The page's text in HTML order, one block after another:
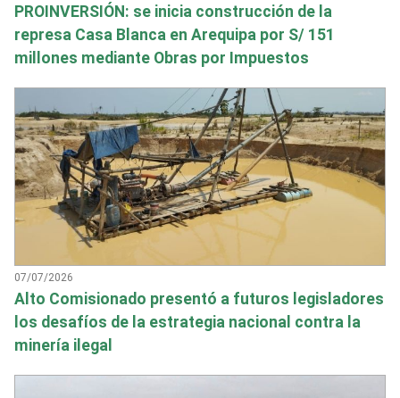
PROINVERSIÓN: se inicia construcción de la
represa Casa Blanca en Arequipa por S/ 151
millones mediante Obras por Impuestos
07/07/2026
Alto Comisionado presentó a futuros legisladores
los desafíos de la estrategia nacional contra la
minería ilegal